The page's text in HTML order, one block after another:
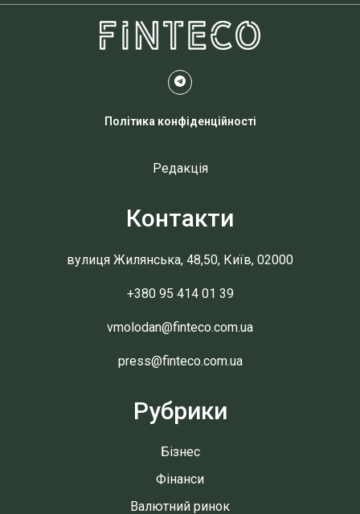
Політика конфіденційності
Редакція
Контакти
вулиця Жилянська, 48,50, Київ, 02000
+380 95 414 01 39
vmolodan@finteco.com.ua
press@finteco.com.ua
Рубрики
Бізнес
Фінанси
Валютний ринок